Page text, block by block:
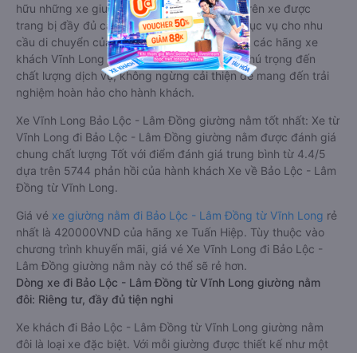
hữu những xe giường nằm chất lượng cao. Trên xe được
trang bị đầy đủ các trang thiết bị hiện đại phục vụ cho nhu
cầu di chuyển của hành khách. Bên cạnh đó, các hãng xe
khách Vĩnh Long Bảo Lộc - Lâm Đồng luôn chú trọng đến
chất lượng dịch vụ, không ngừng cải thiện để mang đến trải
nghiệm hoàn hảo cho hành khách.
Xe Vĩnh Long Bảo Lộc - Lâm Đồng giường nằm tốt nhất: Xe từ
Vĩnh Long đi Bảo Lộc - Lâm Đồng giường nằm được đánh giá
chung chất lượng Tốt với điểm đánh giá trung bình từ 4.4/5
dựa trên 5744 phản hồi của hành khách Xe về Bảo Lộc - Lâm
Đồng từ Vĩnh Long.
Giá vé xe giường nằm đi Bảo Lộc - Lâm Đồng từ Vĩnh Long rẻ
nhất là 420000VND của hãng xe Tuấn Hiệp. Tùy thuộc vào
chương trình khuyến mãi, giá vé Xe Vĩnh Long đi Bảo Lộc -
Lâm Đồng giường nằm này có thể sẽ rẻ hơn.
Dòng xe đi Bảo Lộc - Lâm Đồng từ Vĩnh Long giường nằm
đôi: Riêng tư, đầy đủ tiện nghi
Xe khách đi Bảo Lộc - Lâm Đồng từ Vĩnh Long giường nằm
đôi là loại xe đặc biệt. Với mỗi giường được thiết kế như một